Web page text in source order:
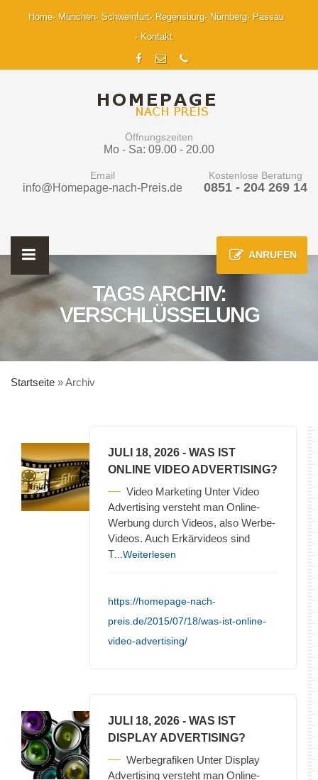
Home München Schweinfurt Regensburg Nürnberg
Passau
Kontakt
Öffnungszeiten
Mo - Sa: 09.00 - 20.00
Email
info@Homepage-nach-Preis.de
Kostenlose Beratung
0851 - 204 269 14
ANRUFEN
TAGS ARCHIV:
VERSCHLÜSSELUNG
Startseite »Archiv
JULI 18, 2026 - WAS IST
ONLINE VIDEO ADVERTISING?
Video Marketing Unter Video
Advertising versteht man Online-
Werbung durch Videos, also Werbe-
Videos. Auch Erkärvideos sind
T ...Weiterlesen
https://homepage-nach-
preis.de/2015/07/18/was-ist-online-
video-advertising/
JULI 18, 2026 - WAS IST
DISPLAY ADVERTISING?
Werbegrafiken Unter Display
Advertising versteht man Online-